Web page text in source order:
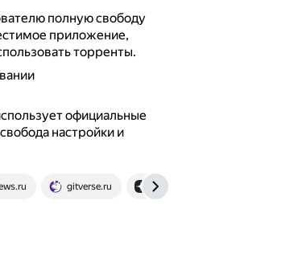
полную свободу
приложение,
торренты.
официальные
настройки и
gitverse.ru dzen.ru